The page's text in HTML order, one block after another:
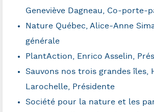
Geneviève Dagneau, Co-porte-
Nature Québec, Alice-Anne
générale
PlantAction, Enrico Asselin,
Sauvons nos trois grandes îles,
Larochelle, Présidente
Société pour la nature et les